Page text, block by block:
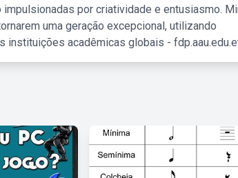
por criatividade e entusiasmo.
uma geração excepcional, utilizando
instituições acadêmicas globais -